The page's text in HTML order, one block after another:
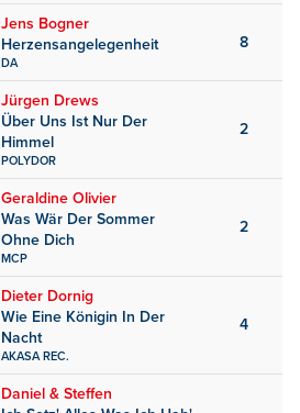
Jens Bogner
Herzensangelegenheit
DA
8
Jürgen Drews
Über Uns Ist Nur Der
Himmel
POLYDOR
2
Geraldine Olivier
Was Wär Der Sommer
Ohne Dich
MCP
2
Dieter Dornig
Wie Eine Königin In Der
Nacht
AKASA REC.
4
Daniel & Steffen